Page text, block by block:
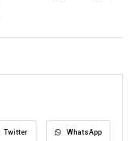
Twitter WhatsApp